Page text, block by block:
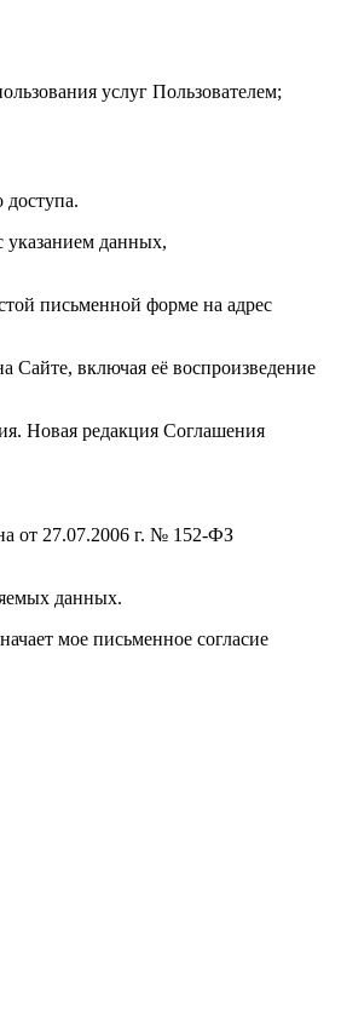
услуг Пользователем;
указанием данных,
письменной форме на адрес
Сайте, включая её воспроизведение
Новая редакция Соглашения
от 27.07.2006 г. № 152-ФЗ
данных.
мое письменное согласие